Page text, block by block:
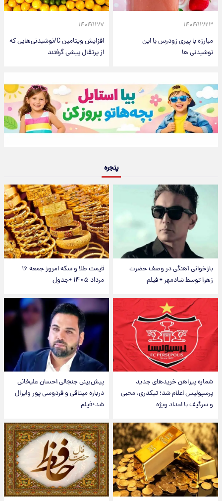
۱۴۰۴/۱۲/۲۳
مبارزه با پیری زودرس با این
نوشیدنی ها
۱۴۰۴/۱۲/۷
افزایش ویتامین C/نوشیدنی‌هایی که
از پرتقال پیشی گرفتند
پنجره
بازخوانی آهنگی در وصف حضرت
زهرا توسط شادمهر + فیلم
قیمت طلا و سکه امروز جمعه ۱۶
مرداد ۱۴۰۵ +جدول
شماره پیراهن خریدهای جدید
پرسپولیس اعلام شد؛ تیکدری، محبی
و سرگیف با اعداد ویژه
پیش‌بینی جنجالی احسان علیخانی
درباره میثاقی و فردوسی پور وایرال
شد+فیلم